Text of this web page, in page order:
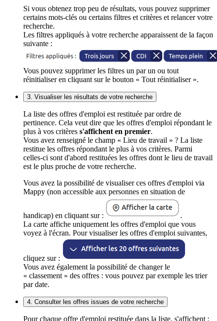
Si vous obtenez trop peu de résultats, vous pouvez supprimer
certains mots-clés ou certains filtres et critères et relancer votre
recherche.
Les filtres appliqués à votre recherche apparaissent de la façon
suivante :
Vous pouvez supprimer les filtres un par un ou tout
réinitialiser en cliquant sur le bouton « Tout réinitialiser ».
3. Visualiser les résultats de votre recherche
La liste des offres d'emploi est restituée par ordre de
pertinence. Cela veut dire que les offres d'emploi répondant le
plus à vos critères s'affichent en premier.
Vous avez renseigné le champ « Lieu de travail » ? La liste
restitue les offres répondant le plus à vos critères. Parmi
celles-ci sont d'abord restituées les offres dont le lieu de travail
est le plus proche de votre recherche.
Vous avez la possibilité de visualiser ces offres d'emploi via
Mappy (non accessible aux personnes en situation de
handicap) en cliquant sur :
.
La carte affiche uniquement les offres d'emploi que vous
voyez à l'écran. Pour visualiser les offres d'emploi suivantes,
cliquez sur :
Vous avez également la possibilité de changer le
« classement » des offres : vous pouvez par exemple les trier
par date.
4. Consulter les offres issues de votre recherche
Pour chaque offre d'emploi restituée dans la liste, s'affichent :